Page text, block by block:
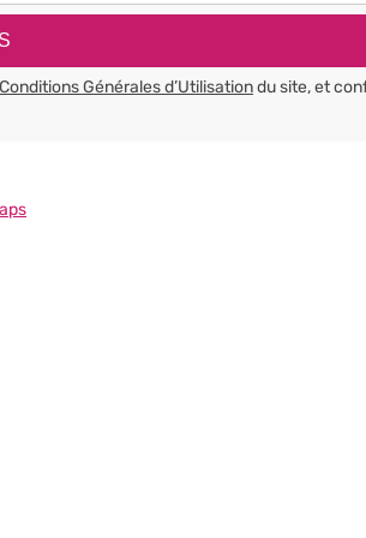
Conditions Générales d’Utilisationdu site, et